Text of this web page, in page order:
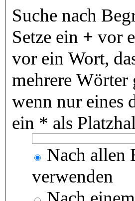
Suche nach
Setze ein + vor
vor ein Wort,
mehrere
wenn nur eines
ein * als
Nach allen
verwenden